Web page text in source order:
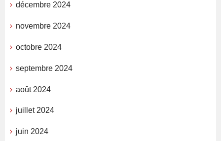
décembre 2024
novembre 2024
octobre 2024
septembre 2024
août 2024
juillet 2024
juin 2024